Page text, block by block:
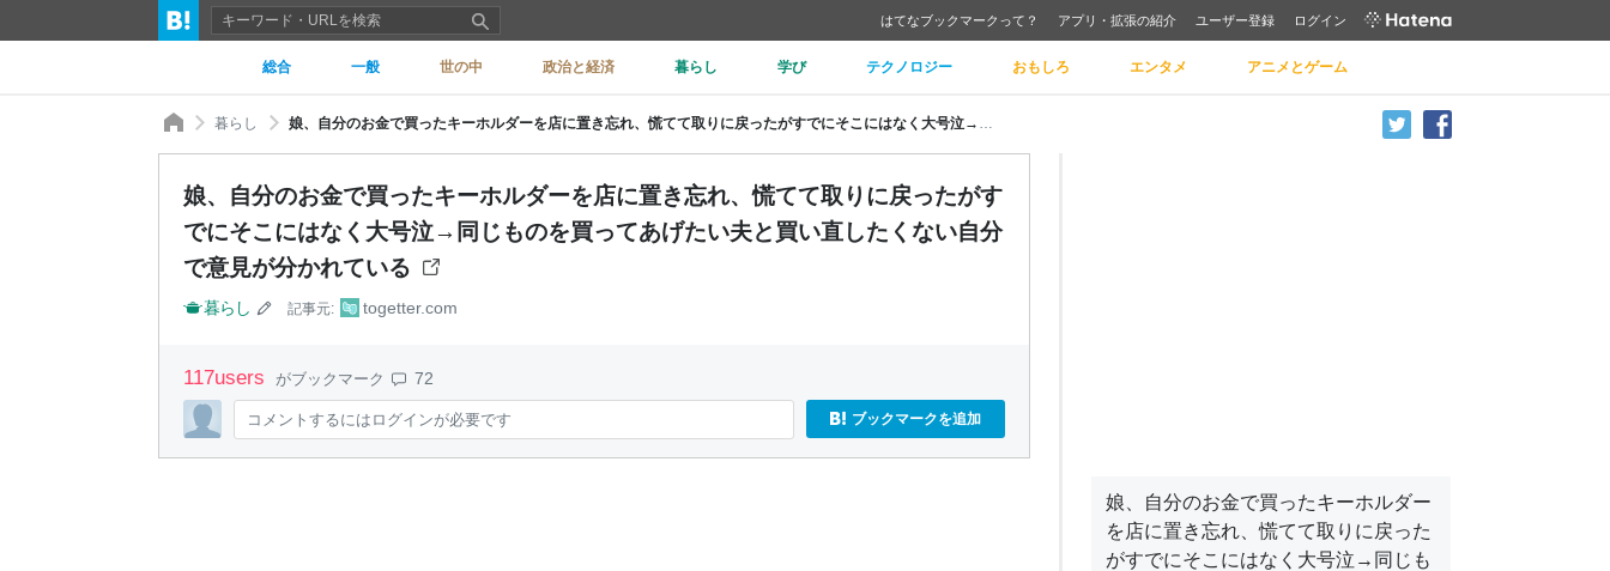
はてなブックマークって？ アプリ・拡張の紹介 ユーザー登録 ログイン
総合 一般 世の中 政治と経済 暮らし 学び テクノロジー おもしろ エンタメ アニメとゲーム
暮らし
娘、自分のお金で買ったキーホルダーを店に置き忘れ、慌てて取りに戻ったがす
でにそこにはなく大号泣→同じものを買ってあげたい夫と買い直したくない自分
で意見が分かれている
暮らし 記事元: togetter.com
117users がブックマーク 72
コメントするにはログインが必要です ブックマークを追加
娘、自分のお金で買ったキーホルダー
を店に置き忘れ、慌てて取りに戻った
がすでにそこにはなく大号泣→同じも